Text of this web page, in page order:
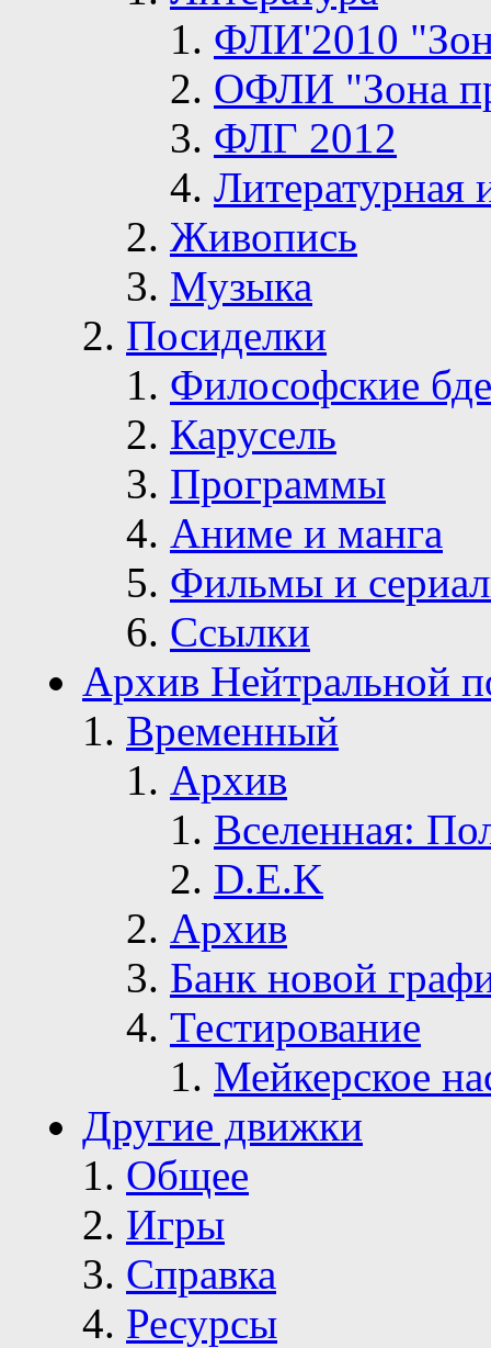
ФЛИ'2010
ОФЛИ "Зона
ФЛГ 2012
Живопись
Музыка
Посиделки
Философские
Карусель
Программы
Аниме и манга
Фильмы и
Ссылки
Архив Нейтральной
Временный
Архив
Вселенная:
D.E.K
Архив
Банк новой
Тестирование
Мейкерское
Другие движки
Общее
Игры
Справка
Ресурсы